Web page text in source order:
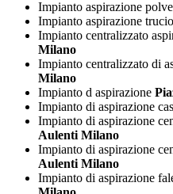
Impianto aspirazione
Impianto aspirazione
Impianto centralizzato
Milano
Impianto centralizzato di
Milano
Impianto d aspirazione
Impianto di aspirazione
Impianto di aspirazione
Aulenti Milano
Impianto di aspirazione
Aulenti Milano
Impianto di aspirazione